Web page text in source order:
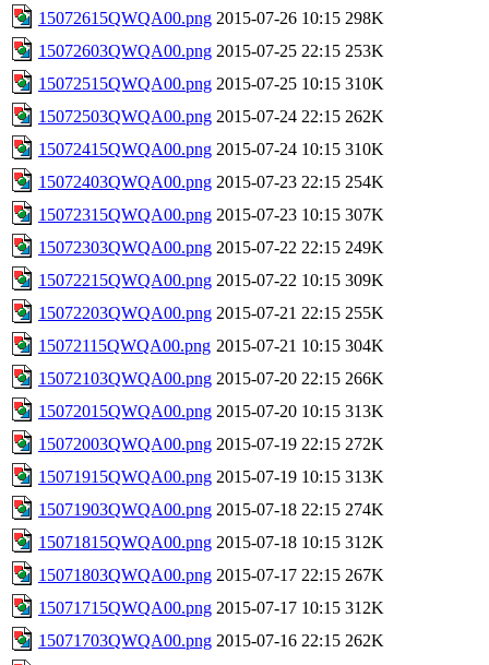
15072615QWQA00.png 2015-07-26 10:15 298K
15072603QWQA00.png 2015-07-25 22:15 253K
15072515QWQA00.png 2015-07-25 10:15 310K
15072503QWQA00.png 2015-07-24 22:15 262K
15072415QWQA00.png 2015-07-24 10:15 310K
15072403QWQA00.png 2015-07-23 22:15 254K
15072315QWQA00.png 2015-07-23 10:15 307K
15072303QWQA00.png 2015-07-22 22:15 249K
15072215QWQA00.png 2015-07-22 10:15 309K
15072203QWQA00.png 2015-07-21 22:15 255K
15072115QWQA00.png 2015-07-21 10:15 304K
15072103QWQA00.png 2015-07-20 22:15 266K
15072015QWQA00.png 2015-07-20 10:15 313K
15072003QWQA00.png 2015-07-19 22:15 272K
15071915QWQA00.png 2015-07-19 10:15 313K
15071903QWQA00.png 2015-07-18 22:15 274K
15071815QWQA00.png 2015-07-18 10:15 312K
15071803QWQA00.png 2015-07-17 22:15 267K
15071715QWQA00.png 2015-07-17 10:15 312K
15071703QWQA00.png 2015-07-16 22:15 262K